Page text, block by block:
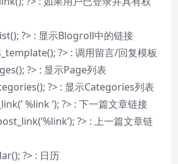
?> : 显示Blogroll中的链接
?> : 调用留言/回复模板
?> : 显示Page列表
?> : 显示Categories列表
%link ‘); ?> : 下一篇文章链接
?> : 上一篇文章链
?> : 日历